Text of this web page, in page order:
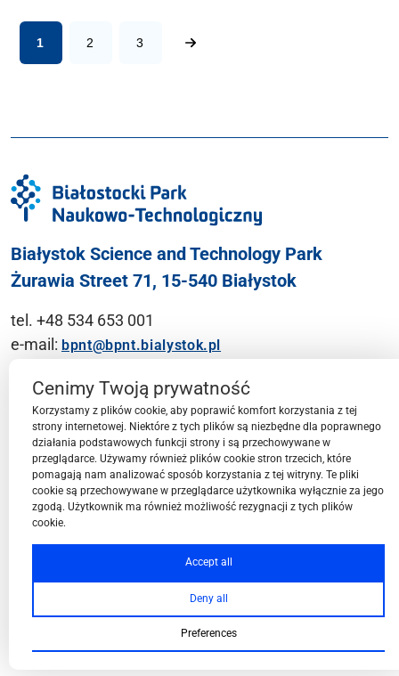
1 2 3
Białystok Science and Technology Park
Żurawia Street 71, 15-540 Białystok
tel. +48 534 653 001
e-mail: bpnt@bpnt.bialystok.pl
Contact
BPN-T Area
BPN-T Offer
Cenimy Twoją prywatność
Korzystamy z plików cookie, aby poprawić komfort korzystania z tej
strony internetowej. Niektóre z tych plików są niezbędne dla poprawnego
działania podstawowych funkcji strony i są przechowywane w
przeglądarce. Używamy również plików cookie stron trzecich, które
pomagają nam analizować sposób korzystania z tej witryny. Te pliki
cookie są przechowywane w przeglądarce użytkownika wyłącznie za jego
zgodą. Użytkownik ma również możliwość rezygnacji z tych plików
cookie.
Accept all
Deny all
Preferences